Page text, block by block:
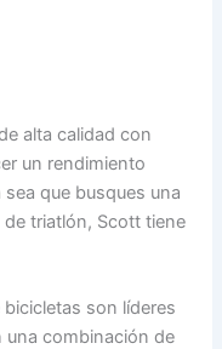
alta calidad con
un rendimiento
que busques una
triatlón, Scott tiene
son líderes
una combinación de